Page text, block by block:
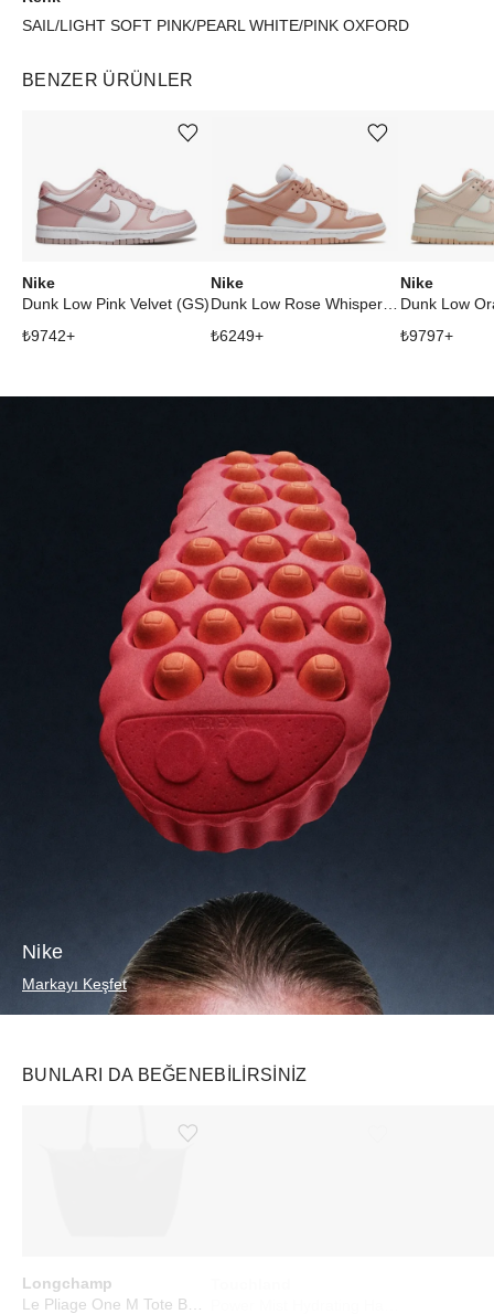
SAIL/LIGHT SOFT PINK/PEARL WHITE/PINK OXFORD
BENZER ÜRÜNLER
Nike
Dunk Low Pink Velvet (GS)
₺9742+
Ürünü istek listesine ekle veya listeden çıkar
Nike
₺6249+
Ürünü istek listesine ekle veya listeden çıkar
Nike
₺9797+
Nike
Markayı Keşfet
BUNLARI DA BEĞENEBILIRSINIZ
Longchamp
Ürünü istek listesine ekle veya listeden çıkar